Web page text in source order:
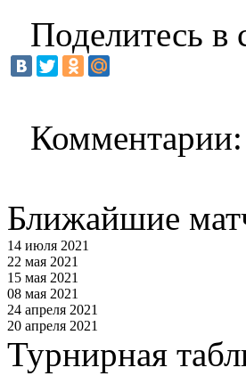
Поделитесь в
Комментарии:
Ближайшие
14 июля 2021
22 мая 2021
15 мая 2021
08 мая 2021
24 апреля 2021
20 апреля 2021
Турнирная